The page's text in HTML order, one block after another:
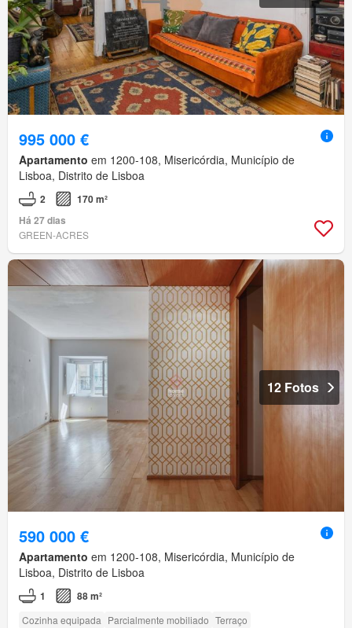
995 000 €
Apartamento em 1200-108, Misericórdia, Município de
Lisboa, Distrito de Lisboa
2
170 m²
Há 27 dias
GREEN-ACRES
12 Fotos
590 000 €
Apartamento em 1200-108, Misericórdia, Município de
Lisboa, Distrito de Lisboa
1 88 m²
Cozinha equipada Parcialmente mobiliado Terraço